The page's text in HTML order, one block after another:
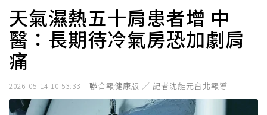
天氣濕熱五十肩患者增 中
醫：長期待冷氣房恐加劇肩
痛
2026-05-14 10:53:33 聯合報健康版 ／ 記者沈能元台北報導